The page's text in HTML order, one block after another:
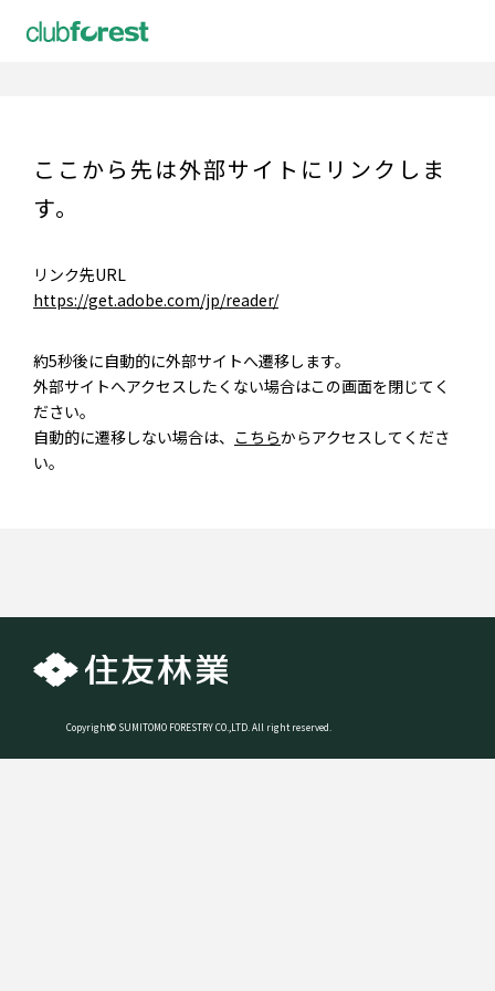
ここから先は外部サイトにリンクしま
す。
リンク先URL
https://get.adobe.com/jp/reader/
約5秒後に自動的に外部サイトへ遷移します。
外部サイトへアクセスしたくない場合はこの画面を閉じてく
ださい。
自動的に遷移しない場合は、 こちらからアクセスしてくださ
い。
Copyright© SUMITOMO FORESTRY CO.,LTD. All right reserved.